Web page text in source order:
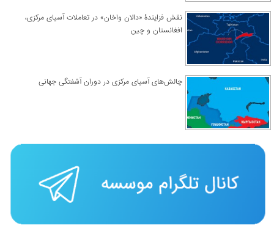
نقش فزایندۀ «دالان واخان» در تعاملات آسیای مرکزی،
افغانستان و چین
چالش‌های آسیای مرکزی در دوران آشفتگی جهانی